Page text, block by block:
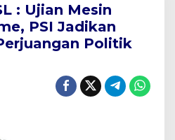
NSL
:
Ujian
Mesin
: Ujian Mesin
PSI Jadikan
Politik